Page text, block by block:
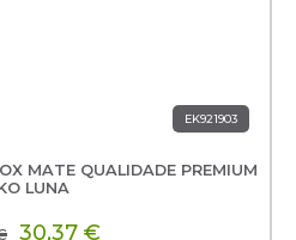
EK921903
MATE QUALIDADE PREMIUM
LUNA
30,37 €